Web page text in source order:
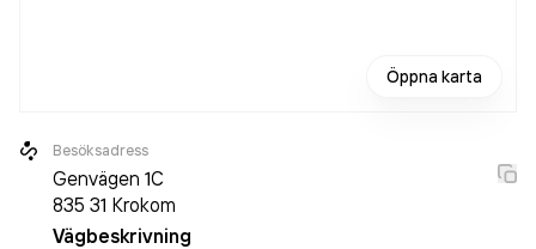
Öppna karta
Besöksadress
Genvägen 1C
835 31 Krokom
Vägbeskrivning